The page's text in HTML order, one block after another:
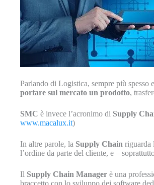
Parlando di Logistica, sempre più spesso
portare sul mercato un prodotto,
SMC è invece l’acronimo di Supply
www.macalux.it)
In altre parole, la Supply Chain riguarda
l’ordine da parte del cliente, e –
Il Supply Chain Manager è una
braccetto con lo sviluppo dei software